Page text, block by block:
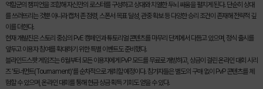
역할군의 챔피언을 조합해 자신만의 로스터를 구성하고 상대와 치열한 두뇌 싸움을 펼치게 된다. 단순히 상대
를 쓰러뜨리는 것뿐 아니라 캡처 존 점령, 스폰서 목표 달성, 관중 확보 등 다양한 승리 조건이 존재해 전략적 깊
이를 더한다.
현재 개발진은 스토리 중심의 PvE 캠페인과 튜토리얼 콘텐츠를 마무리 단계에서 다듬고 있으며, 정식 출시를
앞두고 이용자 참여를 확대하기 위한 특별 이벤트도 준비했다.
블라인드스팟 게임즈는 6월부터 모든 이용자에게 PvP 모드를 무료로 개방하고, 상금이 걸린 온라인 대회 시리
즈 '토너먼트(Tournament)'를 순차적으로 개최할 예정이다. 참가자들은 별도의 구매 없이 PvP 콘텐츠를 체
험할 수 있으며, 온라인 대회를 통해 현금 상금 획득 기회도 얻을 수 있다.